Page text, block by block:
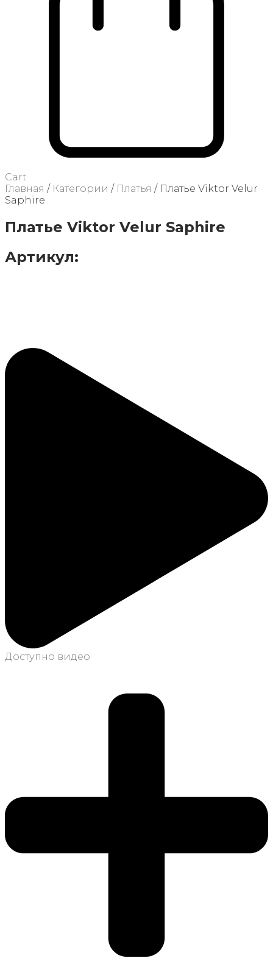
Cart
Главная / Категории / Платья / Платье Viktor Velur
Saphire
Платье Viktor Velur Saphire
Артикул:
Доступно видео